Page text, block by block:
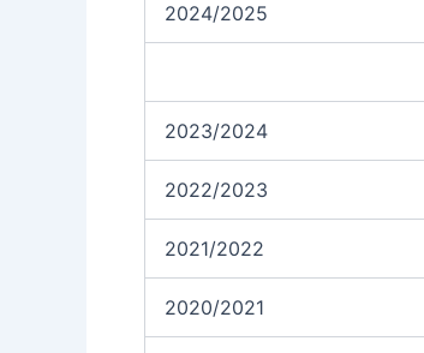
2024/2025
2023/2024
2022/2023
2021/2022
2020/2021